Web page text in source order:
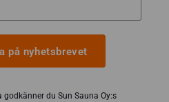
på nyhetsbrevet
du Sun Sauna Oy:s